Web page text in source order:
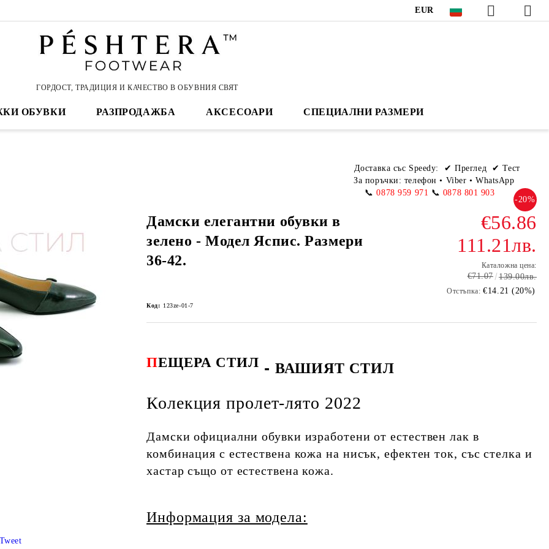
EUR
ГОРДОСТ, ТРАДИЦИЯ И КАЧЕСТВО В ОБУВНИЯ СВЯТ
ОБУВКИ РАЗПРОДАЖБА АКСЕСОАРИ СПЕЦИАЛНИ РАЗМЕРИ
Доставка със Speedy:
✔ Преглед ✔ Тест
За поръчки: телефон• Viber • WhatsApp
📞 0878 959 971 📞 0878 801 903
Дамски елегантни обувки в
зелено - Модел Яспис. Размери
36-42.
-20%
€56.86
111.21лв.
Каталожна цена:
€71.07 139.00лв.
Отстъпка: €14.21 (20%)
Код: 123ze-01-7
ПЕЩЕРА СТИЛ - ВАШИЯТ СТИЛ
Колекция пролет-лято 2022
Дамски официални обувки изработени от естествен лак в
комбинация с естествена кожа на нисък, ефектен ток, със стелка и
хастар също от естествена кожа.
Информация за модела:
Tweet